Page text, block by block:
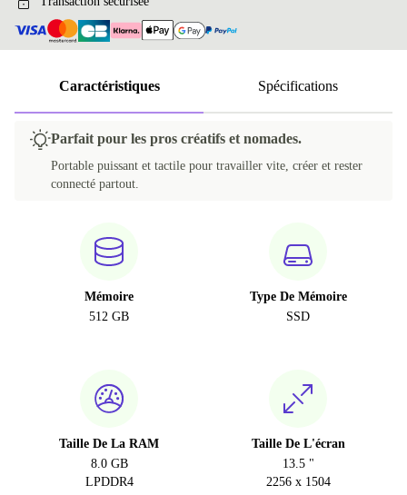
Caractéristiques Spécifications
Parfait pour les pros créatifs et nomades.
Portable puissant et tactile pour travailler vite, créer et rester
connecté partout.
Mémoire
512 GB
Type De Mémoire
SSD
Taille De La RAM
8.0 GB
LPDDR4
Taille De L'écran
13.5 "
2256 x 1504